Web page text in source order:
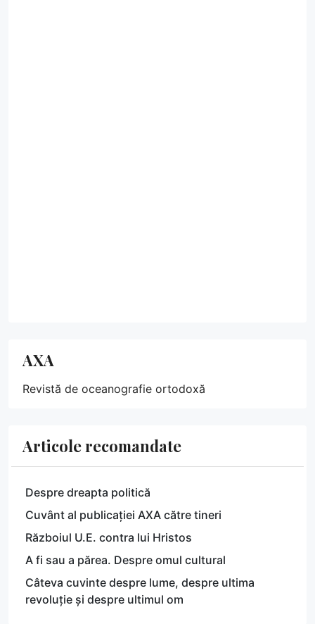
AXA
Revistă de oceanografie ortodoxă
Articole recomandate
Despre dreapta politică
Cuvânt al publicației AXA către tineri
Războiul U.E. contra lui Hristos
A fi sau a părea. Despre omul cultural
Câteva cuvinte despre lume, despre ultima
revoluție și despre ultimul om